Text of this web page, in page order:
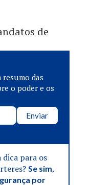
de
das
o poder e os
Enviar
dica para os
Se sim,
por